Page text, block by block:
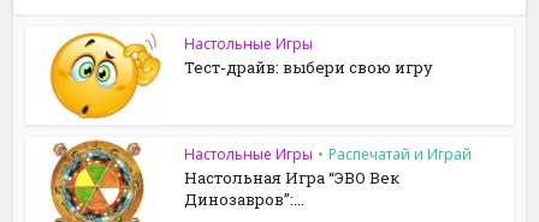
Настольные Игры
Тест-драйв: выбери свою игру
Настольные Игры • Распечатай и Играй
Настольная Игра “ЭВО Век
Динозавров”:...